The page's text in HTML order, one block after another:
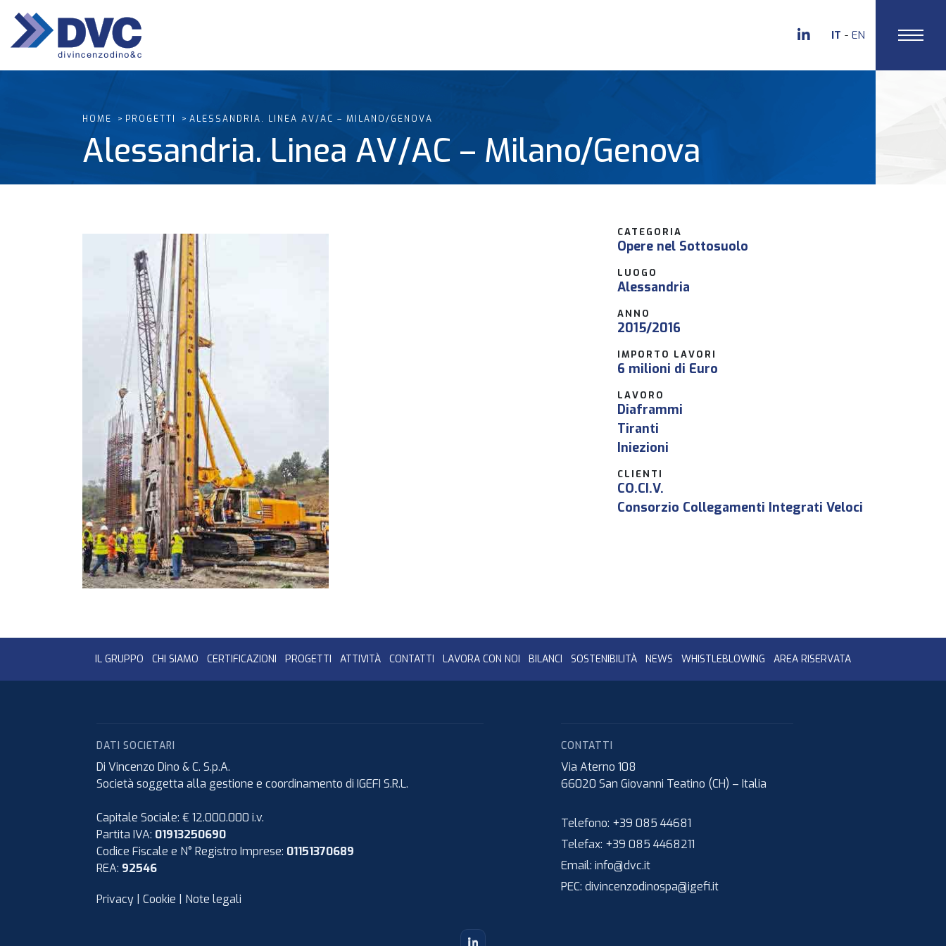
IT EN
HOME PROGETTI ALESSANDRIA. LINEA AV/AC – MILANO/GENOVA
Alessandria. Linea AV/AC – Milano/Genova
CATEGORIA
Opere nel Sottosuolo
LUOGO
Alessandria
ANNO
2015/2016
IMPORTO LAVORI
6 milioni di Euro
LAVORO
Diaframmi
Tiranti
Iniezioni
CLIENTI
CO.CI.V.
Consorzio Collegamenti Integrati Veloci
IL GRUPPO CHI SIAMO CERTIFICAZIONI PROGETTI ATTIVITÀ CONTATTI LAVORA CON NOI BILANCI SOSTENIBILITÀ NEWS WHISTLEBLOWING AREA RISERVATA
DATI SOCIETARI
Di Vincenzo Dino & C. S.p.A.
Società soggetta alla gestione e coordinamento di IGEFI S.R.L.
Capitale Sociale: € 12.000.000 i.v.
Partita IVA: 01913250690
Codice Fiscale e N° Registro Imprese: 01151370689
REA: 92546
Privacy Cookie Note legali
CONTATTI
Via Aterno 108
66020 San Giovanni Teatino (CH) – Italia
Telefono: +39 085 44681
Telefax: +39 085 4468211
Email: info@dvc.it
PEC: divincenzodinospa@igefi.it